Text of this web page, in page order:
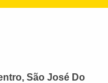
São José Do